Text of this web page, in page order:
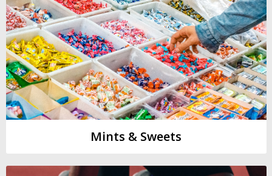
Mints & Sweets